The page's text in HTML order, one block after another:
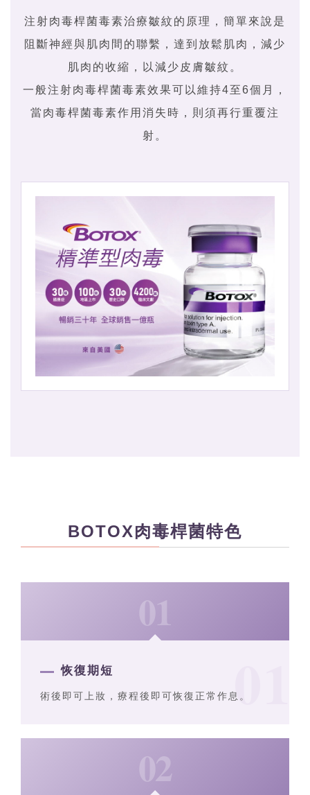
注射肉毒桿菌毒素治療皺紋的原理，簡單來說是
阻斷神經與肌肉間的聯繫，達到放鬆肌肉，減少
肌肉的收縮，以減少皮膚皺紋。
一般注射肉毒桿菌毒素效果可以維持4至6個月，
當肉毒桿菌毒素作用消失時，則須再行重覆注
射。
BOTOX肉毒桿菌特色
01
恢復期短
術後即可上妝，療程後即可恢復正常作息。
02